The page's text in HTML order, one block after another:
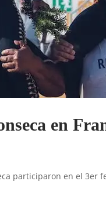
en
participaron en el 3er